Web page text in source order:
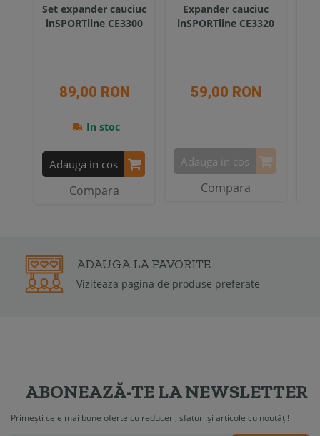
Set expander cauciuc
inSPORTline CE3300
89,00 RON
In stoc
Adauga in cos
Compara
Expander cauciuc
inSPORTline CE3320
59,00 RON
Adauga in cos
Compara
GARANTIE2 ANI
Garantia de conformitate poate fi de la 6 luni la
ABONEAZĂ-TE LA NEWSLETTER
Primești cele mai bune oferte cu reduceri, sfaturi și articole cu noutăți!